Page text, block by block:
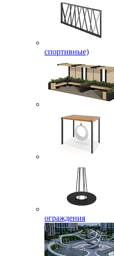
спортивные)
ограждения